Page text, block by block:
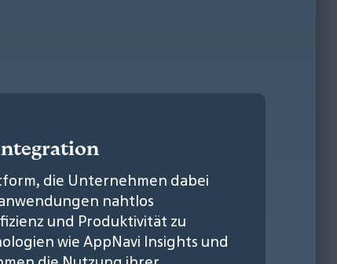
die Unternehmen dabei
nahtlos
und Produktivität zu
wie AppNavi Insights und